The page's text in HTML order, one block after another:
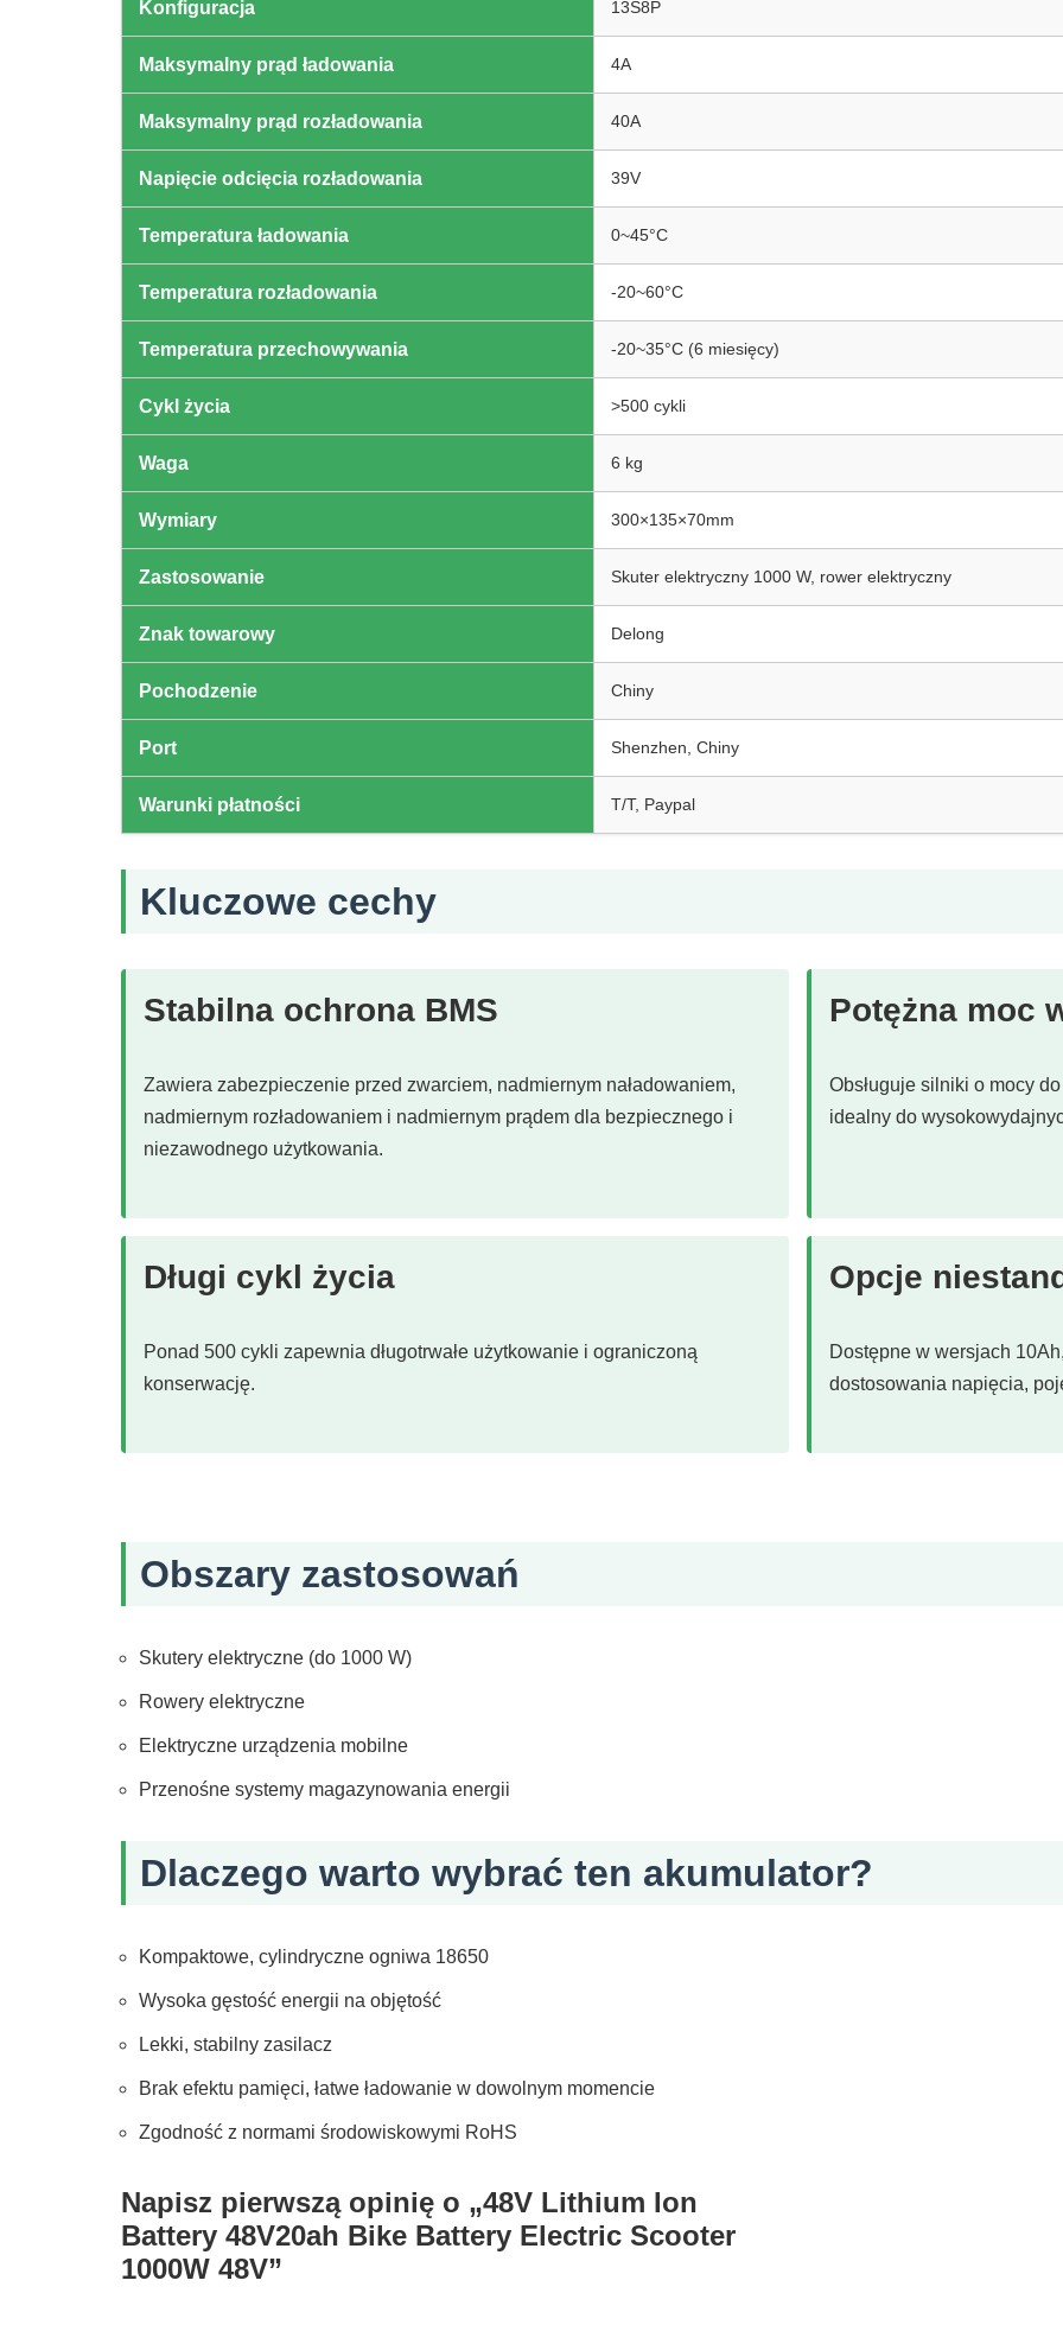
Konfiguracja 13S8P
Maksymalny prąd ładowania 4A
Maksymalny prąd rozładowania 40A
Napięcie odcięcia rozładowania 39V
Temperatura ładowania 0~45°C
Temperatura rozładowania -20~60°C
Temperatura przechowywania -20~35°C (6 miesięcy)
Cykl życia >500 cykli
Waga 6 kg
Wymiary 300×135×70mm
Zastosowanie Skuter elektryczny 1000 W, rower elektryczny
Znak towarowy Delong
Pochodzenie Chiny
Port Shenzhen, Chiny
Warunki płatności T/T, Paypal
Kluczowe cechy
Stabilna ochrona BMS
Zawiera zabezpieczenie przed zwarciem, nadmiernym naładowaniem,
nadmiernym rozładowaniem i nadmiernym prądem dla bezpiecznego i
niezawodnego użytkowania.
Potężna moc
Obsługuje silniki o mocy
idealny do
Długi cykl życia
Ponad 500 cykli zapewnia długotrwałe użytkowanie i ograniczoną
konserwację.
Opcje
Dostępne w wersjach
dostosowania napięcia,
Obszary zastosowań
Skutery elektryczne (do 1000 W)
Rowery elektryczne
Elektryczne urządzenia mobilne
Przenośne systemy magazynowania energii
Dlaczego warto wybrać ten akumulator?
Kompaktowe, cylindryczne ogniwa 18650
Wysoka gęstość energii na objętość
Lekki, stabilny zasilacz
Brak efektu pamięci, łatwe ładowanie w dowolnym momencie
Zgodność z normami środowiskowymi RoHS
Napisz pierwszą opinię o „48V Lithium Ion
Battery 48V20ah Bike Battery Electric Scooter
1000W 48V”